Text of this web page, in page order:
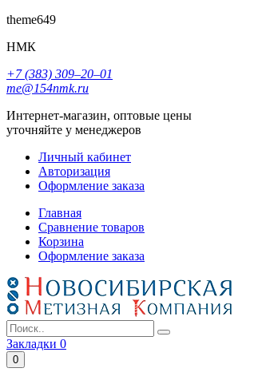
theme649
НМК
+7 (383) 309‒20‒01
me@154nmk.ru
Интернет-магазин, оптовые цены
уточняйте у менеджеров
Личный кабинет
Авторизация
Оформление заказа
Главная
Сравнение товаров
Корзина
Оформление заказа
Закладки 0
0